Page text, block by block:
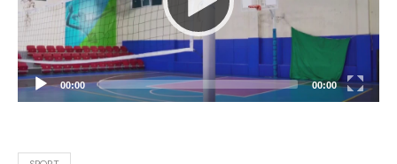
00:00 00:00